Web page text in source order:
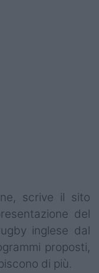
scrive il sito
del
inglese dal
proposti,
di più.